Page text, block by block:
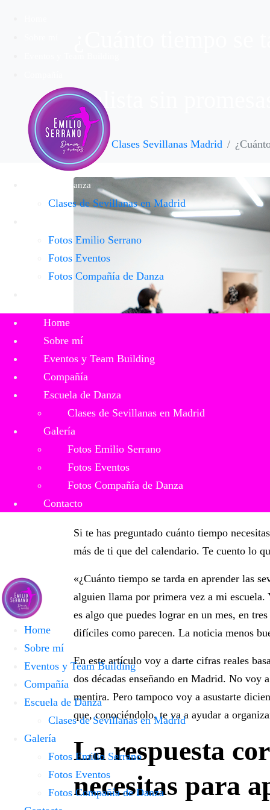
Escuela de Danza
Clases de Sevillanas en Madrid
Fotos Emilio Serrano
Fotos Eventos
Fotos Compañía de Danza
Home
Sobre mí
Eventos y Team Building
Compañía
Escuela de Danza
Clases de Sevillanas en Madrid
Galería
Fotos Emilio Serrano
Fotos Eventos
Fotos Compañía de Danza
Contacto
Home
Sobre mí
Eventos y Team Building
Compañía
Escuela de Danza
Clases de Sevillanas en Madrid
Galería
Fotos Emilio Serrano
Fotos Eventos
Fotos Compañía de Danza
realista sin
Inicio Clases Sevillanas Madrid
Si te has preguntado cuánto tiempo
más de ti que del calendario. Te cuento lo
«¿Cuánto tiempo se tarda en aprender las
alguien llama por primera vez a mi escuela.
es algo que puedes lograr en un mes, en
difíciles como parecen. La noticia menos
En este artículo voy a darte cifras reales
dos décadas enseñando en Madrid. No voy
mentira. Pero tampoco voy a asustarte
que, conociéndolo, te va a ayudar a
La respuesta
necesitas para